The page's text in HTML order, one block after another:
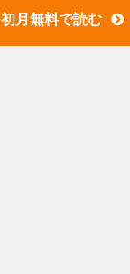
初月無料で読む